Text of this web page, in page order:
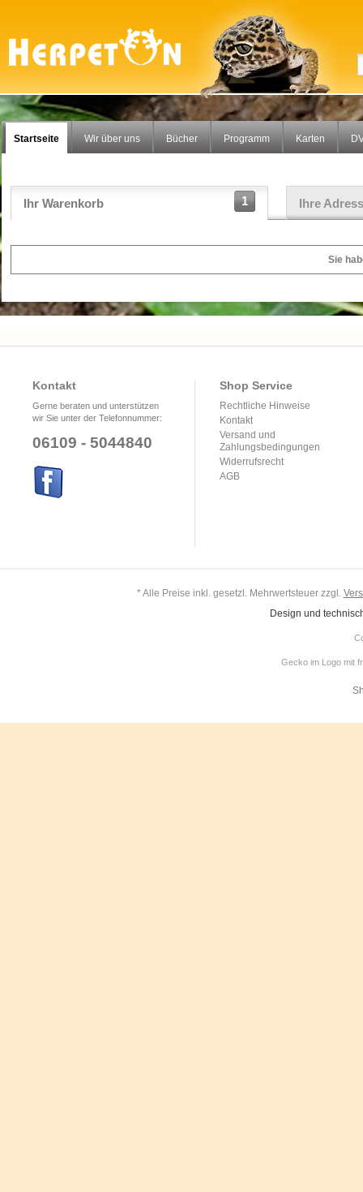
Startseite Wir über uns Bücher Programm Karten
1
Ihr Warenkorb Ihre
Sie
Kontakt
Gerne beraten und unterstützen
wir Sie unter der Telefonnummer:
06109 - 5044840
Shop Service
Rechtliche Hinweise
Kontakt
Versand und
Zahlungsbedingungen
Widerrufsrecht
AGB
* Alle Preise inkl. gesetzl. Mehrwertsteuer zzgl.
Design und
Gecko im Logo mit